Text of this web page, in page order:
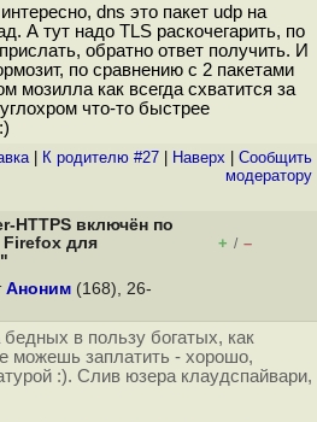
dns это пакет udp на
А тут надо TLS раскочегарить, по
обратно ответ получить. И
по сравнению с 2 пакетами
мозилла как всегда схватится за
что-то быстрее
| К родителю #27 Наверх
Cообщить
модератору
HTTPS включён по
для
+ / –
Аноним (168), 26-
в пользу богатых, как
можешь заплатить - хорошо,
:). Слив юзера клаудспайвари,